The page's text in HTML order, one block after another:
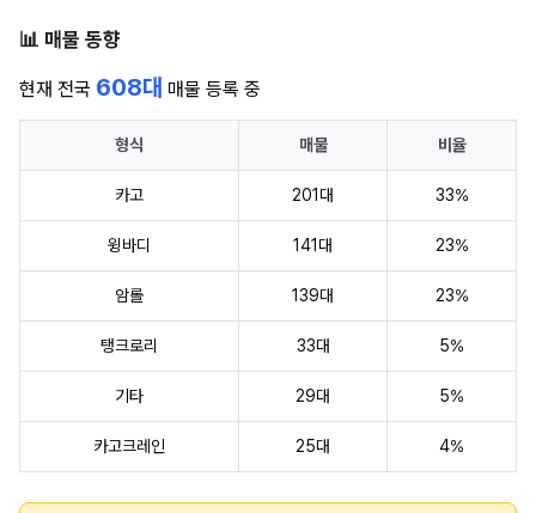
📊 매물 동향
현재 전국 608대 매물 등록 중
형식 매물 비율
카고 201대 33%
윙바디 141대 23%
암롤 139대 23%
탱크로리 33대 5%
기타 29대 5%
카고크레인 25대 4%